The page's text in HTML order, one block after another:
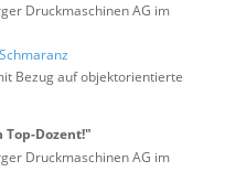
Druckmaschinen AG im
Bezug auf objektorientierte
Top-Dozent!"
Druckmaschinen AG im